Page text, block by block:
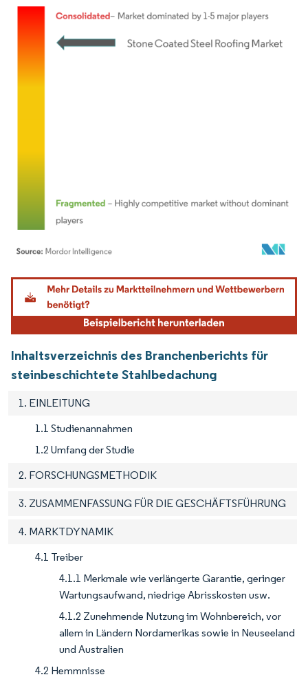
Bild © Mordor Intelligence. Wiederverwendung erfordert Namensnennung gemäß
Inhaltsverzeichnis des Branchenberichts für
steinbeschichtete Stahlbedachung
1. EINLEITUNG
1.1 Studienannahmen
1.2 Umfang der Studie
2. FORSCHUNGSMETHODIK
3. ZUSAMMENFASSUNG FÜR DIE GESCHÄFTSFÜHRUNG
4. MARKTDYNAMIK
4.1 Treiber
4.1.1 Merkmale wie verlängerte Garantie, geringer
Wartungsaufwand, niedrige Abrisskosten usw.
4.1.2 Zunehmende Nutzung im Wohnbereich, vor
allem in Ländern Nordamerikas sowie in Neuseeland
und Australien
4.2 Hemmnisse